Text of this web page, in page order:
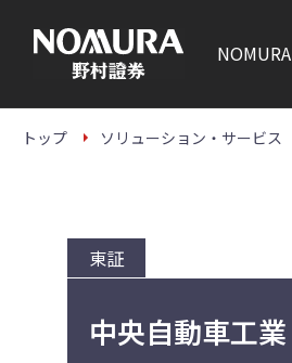
本
NOMURA
トップ ソリューション・サービス
東証
中央自動車工業